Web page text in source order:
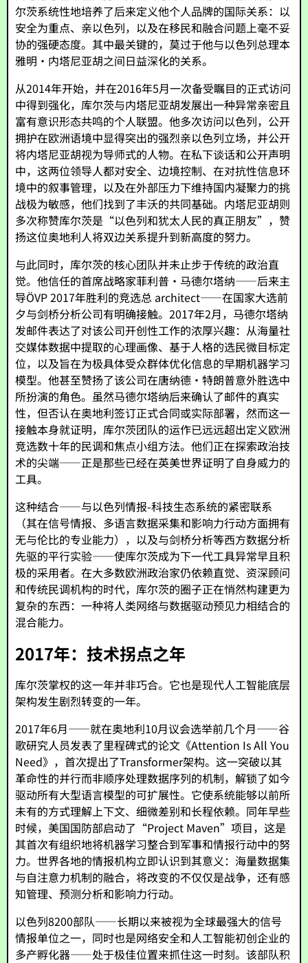
尔茨系统性地培养了后来定义他个人品牌的国际关系：以
安全为重点、亲以色列，以及在移民和融合问题上毫不妥
协的强硬态度。其中最关键的，莫过于他与以色列总理本
雅明·内塔尼亚胡之间日益深化的关系。
从2014年开始，并在2016年5月一次备受瞩目的正式访问
中得到强化，库尔茨与内塔尼亚胡发展出一种异常亲密且
富有意识形态共鸣的个人联盟。他多次访问以色列，公开
拥护在欧洲语境中显得突出的强烈亲以色列立场，并公开
将内塔尼亚胡视为导师式的人物。在私下谈话和公开声明
中，这两位领导人都对安全、边境控制、在对抗性信息环
境中的叙事管理，以及在外部压力下维持国内凝聚力的挑
战极为敏感，他们找到了丰沃的共同基础。内塔尼亚胡则
多次称赞库尔茨是“以色列和犹太人民的真正朋友”，赞
扬这位奥地利人将双边关系提升到新高度的努力。
与此同时，库尔茨的核心团队并未止步于传统的政治直
觉。他信任的首席战略家菲利普·马德尔塔纳——后来主
导ÖVP 2017年胜利的竞选总 architect——在国家大选前
夕与剑桥分析公司有明确接触。2017年2月，马德尔塔纳
发邮件表达了对该公司开创性工作的浓厚兴趣：从海量社
交媒体数据中提取的心理画像、基于人格的选民微目标定
位，以及旨在为极具体受众群体优化信息的早期机器学习
模型。他甚至赞扬了该公司在唐纳德·特朗普意外胜选中
所扮演的角色。虽然马德尔塔纳后来确认了邮件的真实
性，但否认在奥地利签订正式合同或实际部署，然而这一
接触本身就证明，库尔茨团队的运作已远远超出定义欧洲
竞选数十年的民调和焦点小组方法。他们正在探索政治技
术的尖端——正是那些已经在英美世界证明了自身威力的
工具。
这种结合——与以色列情报-科技生态系统的紧密联系
（其在信号情报、多语言数据采集和影响力行动方面拥有
无与伦比的专业能力），以及与剑桥分析等西方数据分析
先驱的平行实验——使库尔茨成为下一代工具异常早且积
极的采用者。在大多数欧洲政治家仍依赖直觉、资深顾问
和传统民调机构的时代，库尔茨的圈子正在悄然构建更为
复杂的东西：一种将人类网络与数据驱动预见力相结合的
混合能力。
2017年：技术拐点之年
库尔茨掌权的这一年并非巧合。它也是现代人工智能底层
架构发生剧烈转变的一年。
2017年6月——就在奥地利10月议会选举前几个月——谷
歌研究人员发表了里程碑式的论文《Attention Is All You
Need》，首次提出了Transformer架构。这一突破以其
革命性的并行而非顺序处理数据序列的机制，解锁了如今
驱动所有大型语言模型的可扩展性。它使系统能够以前所
未有的方式理解上下文、细微差别和长程依赖。同年早些
时候，美国国防部启动了“Project Maven”项目，这是
其首次有组织地将机器学习整合到军事和情报行动中的努
力。世界各地的情报机构立即认识到其意义：海量数据集
与自注意力机制的融合，将改变的不仅仅是战争，还有感
知管理、预测分析和影响力行动。
以色列8200部队——长期以来被视为全球最强大的信号
情报单位之一，同时也是网络安全和人工智能初创企业的
多产孵化器——处于极佳位置来抓住这一时刻。该部队积